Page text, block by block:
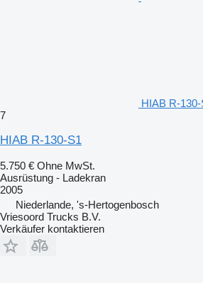
HIAB R-
7
HIAB R-130-S1
5.750 € Ohne MwSt.
Ausrüstung - Ladekran
2005
Niederlande, 's-Hertogenbosch
Vriesoord Trucks B.V.
Verkäufer kontaktieren